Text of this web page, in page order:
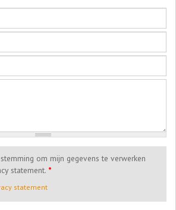
om mijn gegevens te verwerken
statement. *
statement